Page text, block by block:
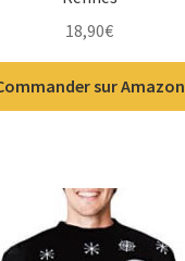
18,90€
sur Amazon